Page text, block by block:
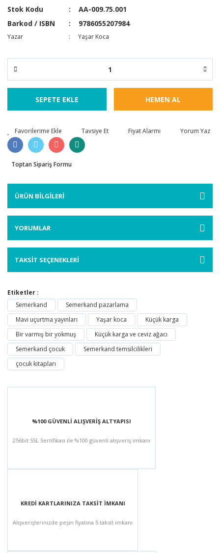
Stok Kodu
AA-009.75.001
Barkod / ISBN
9786055207984
Yazar Yaşar Koca
SEPETE EKLE HEMEN AL
Tavsiye Et Fiyat Alarmı Yorum Yaz
Toptan Sipariş Formu
ÜRÜN BİLGİLERİ
YORUMLAR
TAKSİT SEÇENEKLERİ
Etiketler :
Semerkand
Semerkand pazarlama
Mavi uçurtma yayınları
Yaşar koca
Küçük karga
Bir varmış bir yokmuş
Küçük karga ve ceviz ağacı
Semerkand çocuk
Semerkand temsilcilikleri
çocuk kitapları
%100 GÜVENLİ ALIŞVERİŞ ALTYAPISI
256bit SSL Sertifikası ile %100 güvenli alışveriş imkanı
KREDİ KARTLARINIZA TAKSİT İMKANI
Alışverişlerinizde peşin fiyatına 5 taksit imkanı